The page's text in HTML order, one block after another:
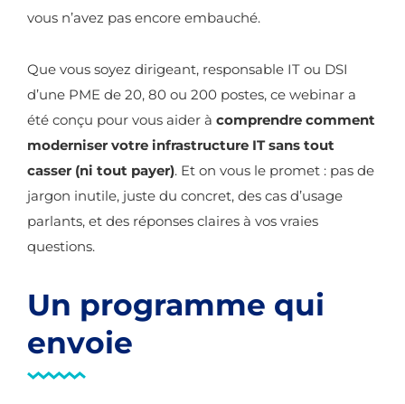
vous n’avez pas encore embauché.
Que vous soyez dirigeant, responsable IT ou DSI
d’une PME de 20, 80 ou 200 postes, ce webinar a
été conçu pour vous aider à comprendre comment
moderniser votre infrastructure IT sans tout
casser (ni tout payer). Et on vous le promet : pas de
jargon inutile, juste du concret, des cas d’usage
parlants, et des réponses claires à vos vraies
questions.
Un programme qui
envoie